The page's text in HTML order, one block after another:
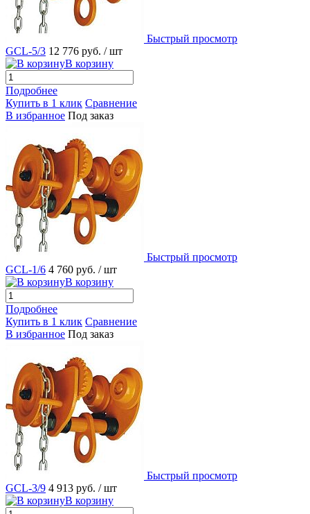
Быстрый просмотр
GCL-5/3 12 776 руб. / шт
В корзину
Подробнее
Купить в 1 клик Сравнение
В избранное Под заказ
Быстрый просмотр
GCL-1/6 4 760 руб. / шт
В корзину
Подробнее
Купить в 1 клик Сравнение
В избранное Под заказ
Быстрый просмотр
GCL-3/9 4 913 руб. / шт
В корзину